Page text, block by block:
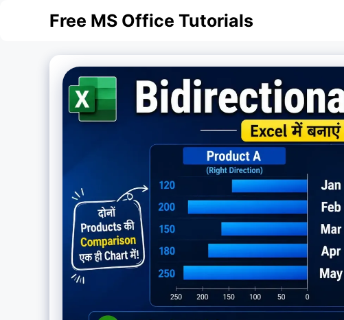
Free MS Office Tutorials